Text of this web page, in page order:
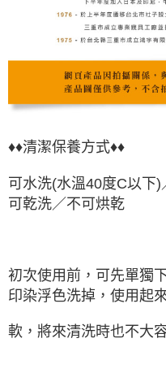
♦♦清潔保養方式♦♦
可水洗(水溫40度C以下
可乾洗／不可烘乾
初次使用前，可先單獨
印染浮色洗掉，使用起
軟，將來清洗時也不大